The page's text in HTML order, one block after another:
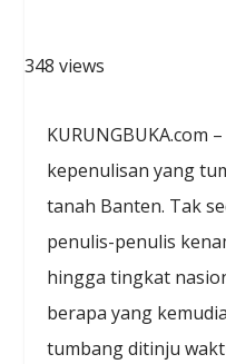
348 views
KURUNGBUKA.com
kepenulisan yang
tanah Banten. Tak
penulis-penulis
hingga tingkat
berapa yang
tumbang ditinju